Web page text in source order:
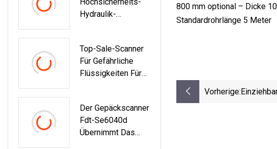
Hydraulik-
Top-Sale-Scanner
Für Gefährliche
Flüssigkeiten Für
Militärische
Zwecke
Der Gepäckscanner
Fdt-Se6040d
Übernimmt Das
800 mm optional – Dicke
Standardrohrlänge 5 Meter
Vorherige: